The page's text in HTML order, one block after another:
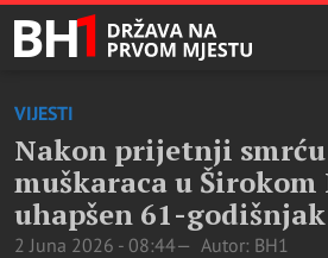
VIJESTI
Nakon prijetnji
muškaraca u
uhapšen 61-godišnjak
2 Juna 2026 - 08:44 Autor: BH1